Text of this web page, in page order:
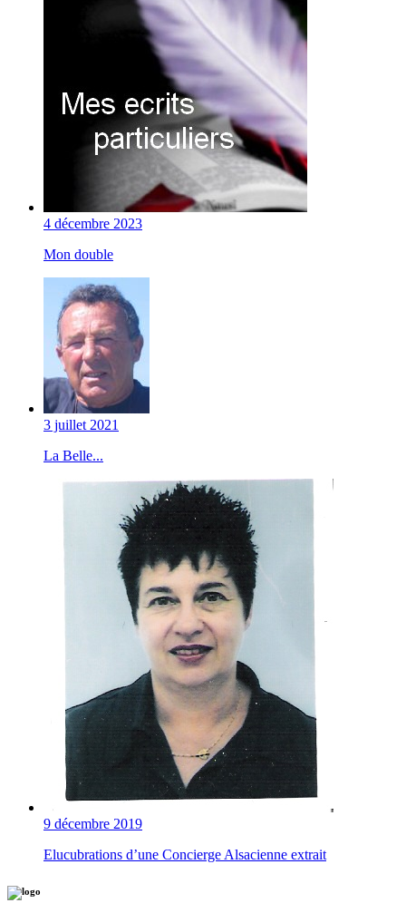
4 décembre 2023
Mon double
3 juillet 2021
La Belle...
9 décembre 2019
Elucubrations d’une Concierge Alsacienne extrait